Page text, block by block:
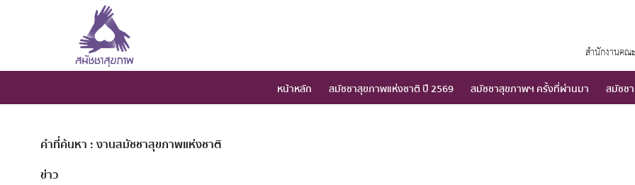
สำนักงานคณ
หน้าหลัก สมัชชาสุขภาพแห่งชาติ ปี 2569 สมัชชาสุขภาพฯ ครั้งที่ผ่านมา สมัชชา
คำที่ค้นหา : งานสมัชชาสุขภาพแห่งชาติ
ข่าว